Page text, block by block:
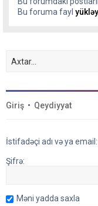
Bu foruma fayl
Giriş • Qeydiyyat
İstifadəçi adı və ya email:
Şifrə:
Məni yadda saxla